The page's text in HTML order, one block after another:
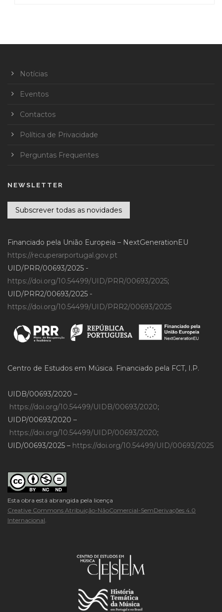
Notícias
Eventos
Contactos
Política de Privacidade
Perguntas Frequentes
NEWSLETTER
Subscrever todas as novidades
Financiado pela União Europeia – NextGenerationEU
https://recuperarportugal.gov.pt
UID/PRR/00693/2025 -
https://doi.org/10.54499/UID/PRR/00693/2025;
UID/PRR2/00693/2025 -
https://doi.org/10.54499/UID/PRR2/00693/2025
Centro de Estudos em Música. Financiado pela FCT, I.P.
UIDB/00693/2020 –
https://doi.org/10.54499/UIDB/00693/2020;
UIDP/00693/2020 –
https://doi.org/10.54499/UIDP/00693/2020;
UID/00693/2025 – https://doi.org/10.54499/UID/00693/2025
Esta obra está abrangida pela licença
Creative Commons Atribuição-NãoComercial-SemDerivações 4.0
Internacional